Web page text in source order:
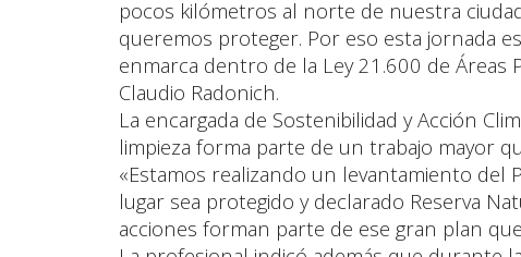
pocos kilómetros al norte de nuestra
queremos proteger. Por eso esta jornada
enmarca dentro de la Ley 21.600 de Áreas
Claudio Radonich.
La encargada de Sostenibilidad y Acción
limpieza forma parte de un trabajo mayor
«Estamos realizando un levantamiento
lugar sea protegido y declarado Reserva
acciones forman parte de ese gran plan